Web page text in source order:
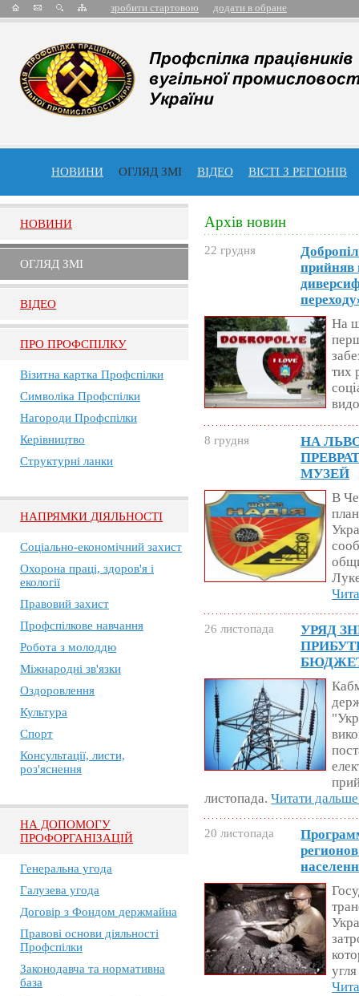
зробити стартовою додати в обране
НОВИНИ ОГЛЯД ЗМІ ВІДЕО ВІСТІ З РЕГІОНІВ
НОВИНИ
ОГЛЯД ЗМI
ВIДЕО
ПРО ПРОФСПIЛКУ
Візитна картка Профспілки
Символіка Профспілки
Нагороди Профспілки
Керівництво
Структурні ланки
НАПРЯМКИ ДІЯЛЬНОСТІ
Соціально-економічний захист
Охорона праці, здоров'я і
екології
Правовий захист
Профспілкове навчання
Робота з молоддю
Міжнародні зв'язки
Оздоровлення
Культура
Спорт
Консультації, листи,
роз'яснення
НА ДОПОМОГУ
ПРОФОРГАНІЗАЦІЙ
Генеральна угода
Галузева угода
Договір з Фондом держмайна
Правові основи діяльності
Профспілки
Законодавча та нормативна
база
Архів новин
22 грудня
прийняв
На
тих
8 грудня
НА
МУЗЕЙ
В
26 листопада
УРЯД
листопада.Читати
20 листопада